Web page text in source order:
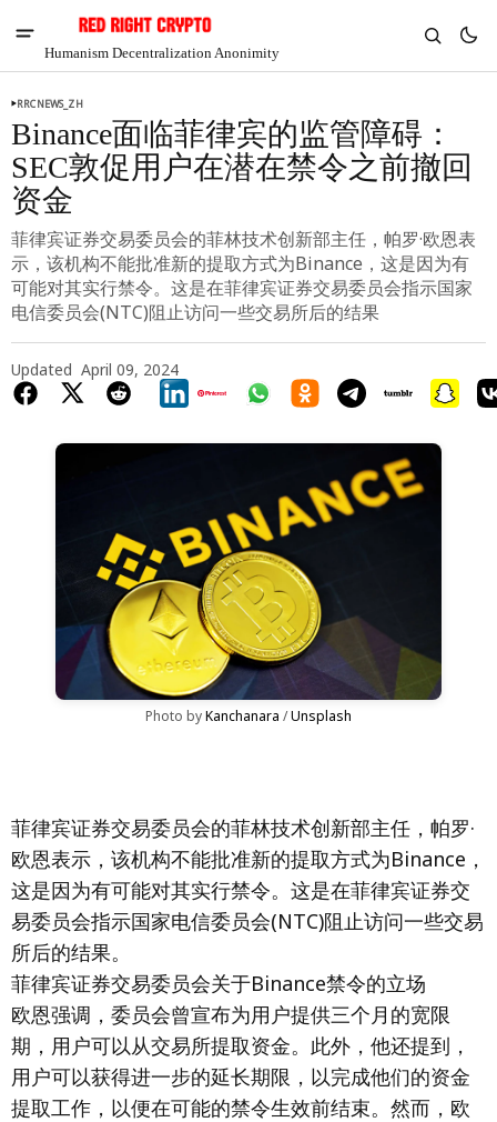
Humanism Decentralization Anonimity
Chia
RRCNEWS_ZH
Binance面临菲律宾的监管障碍：
SEC敦促用户在潜在禁令之前撤回
资金
菲律宾证券交易委员会的菲林技术创新部主任，帕罗·欧恩表
示，该机构不能批准新的提取方式为Binance，这是因为有
可能对其实行禁令。这是在菲律宾证券交易委员会指示国家
电信委员会(NTC)阻止访问一些交易所后的结果
Updated April 09, 2024
Photo by Kanchanara / Unsplash
菲律宾证券交易委员会的菲林技术创新部主任，帕罗·
欧恩表示，该机构不能批准新的提取方式为Binance，
这是因为有可能对其实行禁令。这是在菲律宾证券交
易委员会指示国家电信委员会(NTC)阻止访问一些交易
所后的结果。
菲律宾证券交易委员会关于Binance禁令的立场
欧恩强调，委员会曾宣布为用户提供三个月的宽限
期，用户可以从交易所提取资金。此外，他还提到，
用户可以获得进一步的延长期限，以完成他们的资金
提取工作，以便在可能的禁令生效前结束。然而，欧